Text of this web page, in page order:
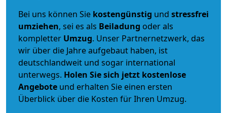
Bei uns können Sie kostengünstig und stressfrei
umziehen, sei es als Beiladung oder als
kompletter Umzug. Unser Partnernetzwerk, das
wir über die Jahre aufgebaut haben, ist
deutschlandweit und sogar international
unterwegs. Holen Sie sich jetzt kostenlose
Angebote und erhalten Sie einen ersten
Überblick über die Kosten für Ihren Umzug.